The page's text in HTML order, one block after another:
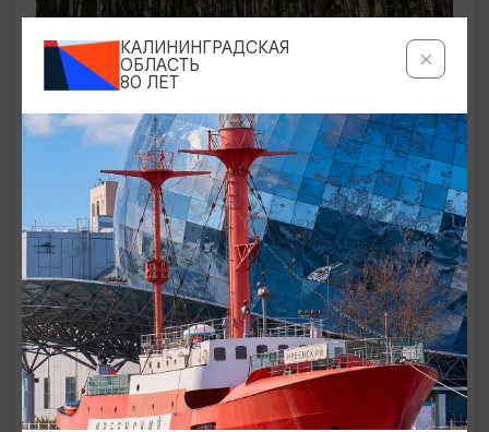
ЭКСКУРСИИ УЧРЕЖДЕНИЙ КУЛЬТУРЫ
Аудиоспектакль «Истории Куршской
косы»
01.02.2026 - 31.12.2026, 13:00
Куршская коса
ОТ 2500₽
КАЛИНИНГРАДСКАЯ
ОБЛАСТЬ
80 ЛЕТ